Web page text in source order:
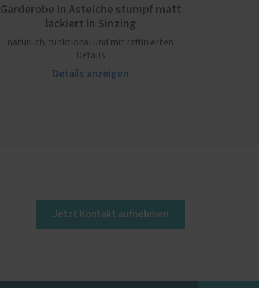
Garderobe in Asteiche stumpf matt
lackiert in Sinzing
natürlich, funktional und mit raffinierten
Details
Details anzeigen
Jetzt Kontakt aufnehmen